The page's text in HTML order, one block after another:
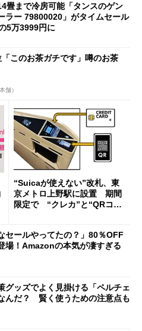
畳まで冷房可能「タンスのゲン
ラー 79800020」がタイムセール
5万3999円に
このお茶ガチです」噂のお茶
舗）
“Suicaが使えない”改札、東
京メトロ上野駅に設置 期間
限定で “クレカ”と“QRコー
セールやってたの？」80％OFF
場！Amazonの本気が凄すぎる
グッズでよく見掛ける「ペルチェ
んだ？ 賢く使うための注意点も